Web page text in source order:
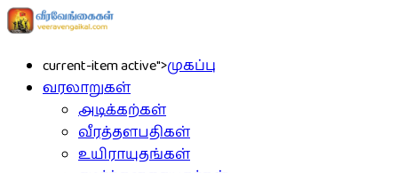
current-item active">முகப்பு
வரலாறுகள்
அடிக்கற்கள்
வீரத்தளபதிகள்
உயிராயுதங்கள்